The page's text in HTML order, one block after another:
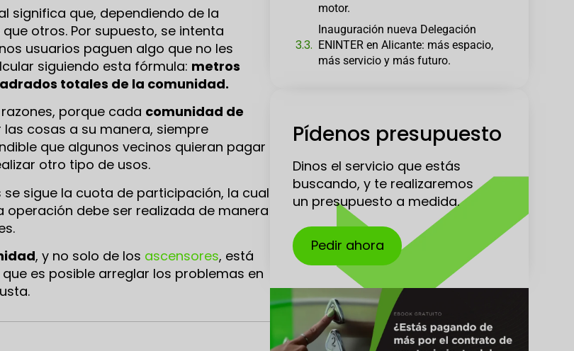
significa que, dependiendo de la
otros. Por supuesto, se intenta
usuarios paguen algo que no les
siguiendo esta fórmula: metros
totales de la comunidad.
porque cada comunidad de
cosas a su manera, siempre
que algunos vecinos quieran pagar
otro tipo de usos.
sigue la cuota de participación, la cual
operación debe ser realizada de manera
, y no solo de los ascensores, está
es posible arreglar los problemas en
motor.
Inauguración nueva Delegación
ENINTER en Alicante: más espacio,
más servicio y más futuro.
Pídenos presupuesto
Dinos el servicio que estás
buscando, y te realizaremos
un presupuesto a medida.
Pedir ahora